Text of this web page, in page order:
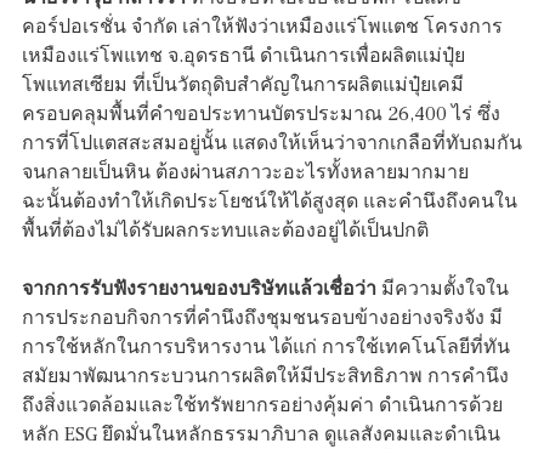
คอร์ปอเรชั่น จำกัด เล่าให้ฟังว่าเหมืองแร่โพแตช โครงการ
เหมืองแร่โพแทช จ.อุดรธานี ดำเนินการเพื่อผลิตแม่ปุ๋ย
โพแทสเซียม ที่เป็นวัตถุดิบสำคัญในการผลิตแม่ปุ๋ยเคมี
ครอบคลุมพื้นที่คำขอประทานบัตรประมาณ 26,400 ไร่ ซึ่ง
การที่โปแตสสะสมอยู่นั้น แสดงให้เห็นว่าจากเกลือที่ทับถมกัน
จนกลายเป็นหิน ต้องผ่านสภาวะอะไรทั้งหลายมากมาย
ฉะนั้นต้องทำให้เกิดประโยชน์ให้ได้สูงสุด และคำนึงถึงคนใน
พื้นที่ต้องไม่ได้รับผลกระทบและต้องอยู่ได้เป็นปกติ
จากการรับฟังรายงานของบริษัทแล้วเชื่อว่า มีความตั้งใจใน
การประกอบกิจการที่คำนึงถึงชุมชนรอบข้างอย่างจริงจัง มี
การใช้หลักในการบริหารงาน ได้แก่ การใช้เทคโนโลยีที่ทัน
สมัยมาพัฒนากระบวนการผลิตให้มีประสิทธิภาพ การคำนึง
ถึงสิ่งแวดล้อมและใช้ทรัพยากรอย่างคุ้มค่า ดำเนินการด้วย
หลัก ESG ยึดมั่นในหลักธรรมาภิบาล ดูแลสังคมและดำเนิน